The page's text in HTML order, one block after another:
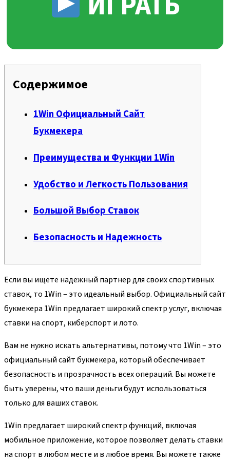
Содержимое
1Win Официальный Сайт
Букмекера
Преимущества и Функции 1Win
Удобство и Легкость Пользования
Большой Выбор Ставок
Безопасность и Надежность
Если вы ищете надежный партнер для своих спортивных
ставок, то 1Win – это идеальный выбор. Официальный сайт
букмекера 1Win предлагает широкий спектр услуг, включая
ставки на спорт, киберспорт и лото.
Вам не нужно искать альтернативы, потому что 1Win – это
официальный сайт букмекера, который обеспечивает
безопасность и прозрачность всех операций. Вы можете
быть уверены, что ваши деньги будут использоваться
только для ваших ставок.
1Win предлагает широкий спектр функций, включая
мобильное приложение, которое позволяет делать ставки
на спорт в любом месте и в любое время. Вы можете также